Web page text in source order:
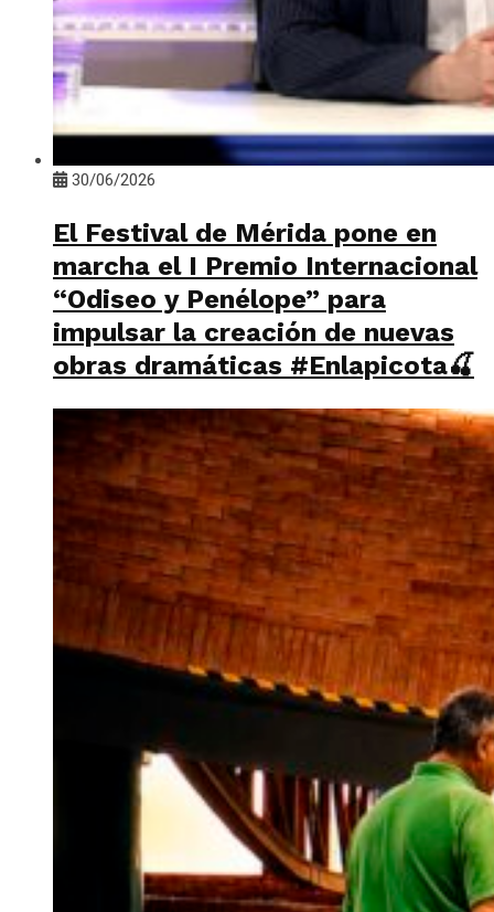
30/06/2026
El Festival de Mérida pone en
marcha el I Premio Internacional
“Odiseo y Penélope” para
impulsar la creación de nuevas
obras dramáticas #Enlapicota🍒